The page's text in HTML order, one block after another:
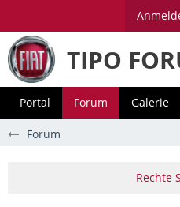
TIPO
Portal Forum Galerie
Forum